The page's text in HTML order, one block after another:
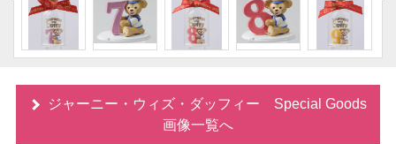
ジャーニー・ウィズ・ダッフィー Special Goods
画像一覧へ